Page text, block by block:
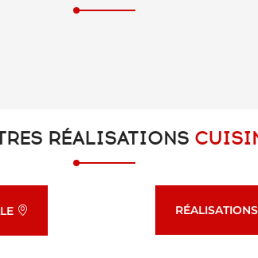
RÉALISATIONS